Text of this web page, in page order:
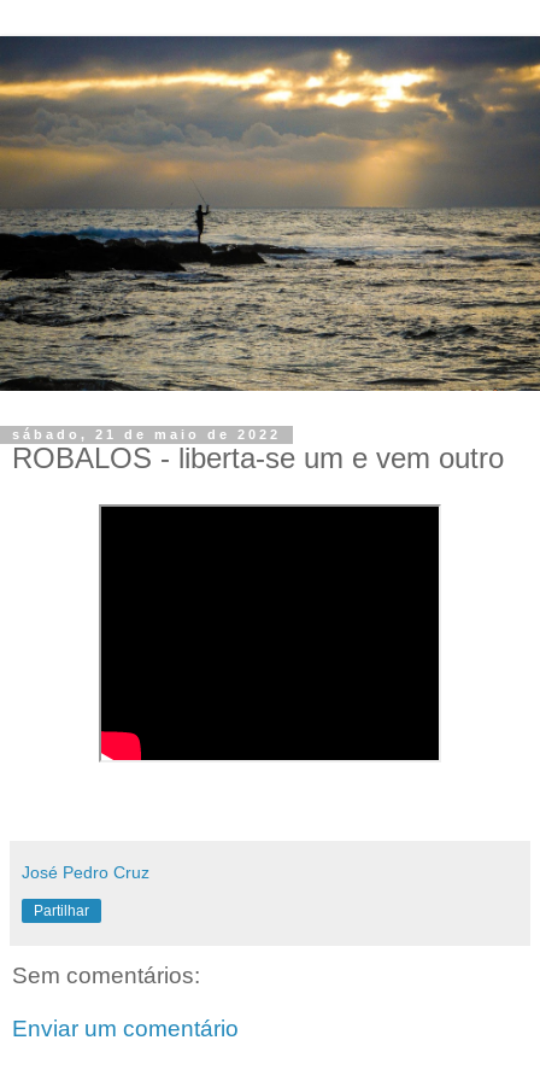
sábado, 21 de maio de 2022
ROBALOS - liberta-se um e vem outro
José Pedro Cruz
Partilhar
Sem comentários:
Enviar um comentário